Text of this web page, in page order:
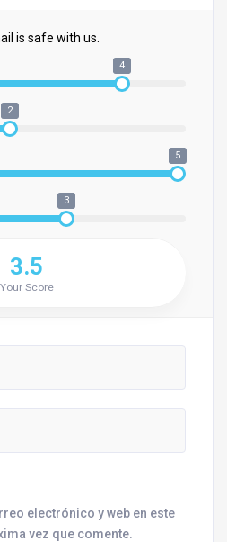
is safe with us.
4
2
5
3
3.5
Your Score
electrónico y web en este
vez que comente.